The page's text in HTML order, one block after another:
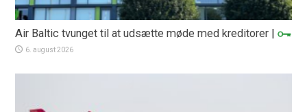
Air Baltic tvunget til at udsætte møde med kreditorer |
6. august 2026